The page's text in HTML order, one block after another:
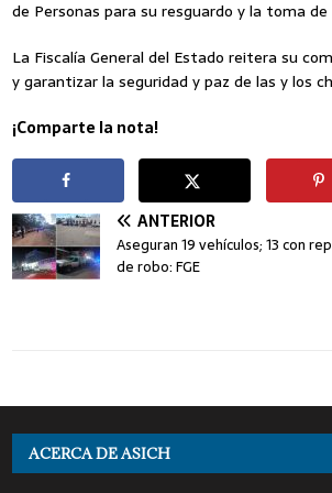
de Personas para su resguardo y la toma de
La Fiscalía General del Estado reitera su
y garantizar la seguridad y paz de las y los
¡Comparte la nota!
ANTERIOR
Aseguran 19 vehículos; 13 con
de robo: FGE
ACERCA DE ASICH